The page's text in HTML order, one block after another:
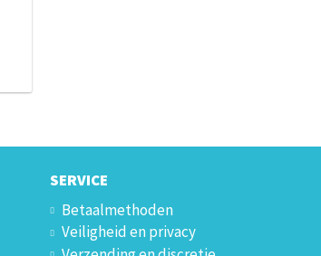
SERVICE
Betaalmethoden
Veiligheid en privacy